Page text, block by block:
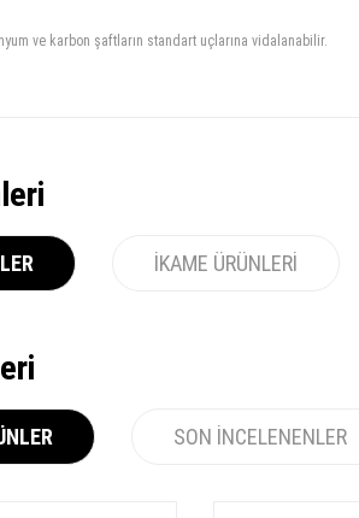
ve karbon şaftların standart uçlarına vidalanabilir.
İKAME ÜRÜNLERI
SON İNCELENENLER